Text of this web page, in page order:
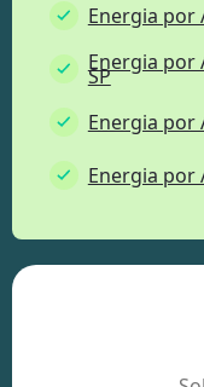
Energia por
Energia por
SP
Energia por
Energia por